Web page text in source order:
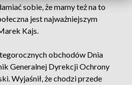
sobie, że mamy też na to
jest najważniejszym
Kajs.
obchodów Dnia
Generalnej Dyrekcji Ochrony
Wyjaśnił, że chodzi przede